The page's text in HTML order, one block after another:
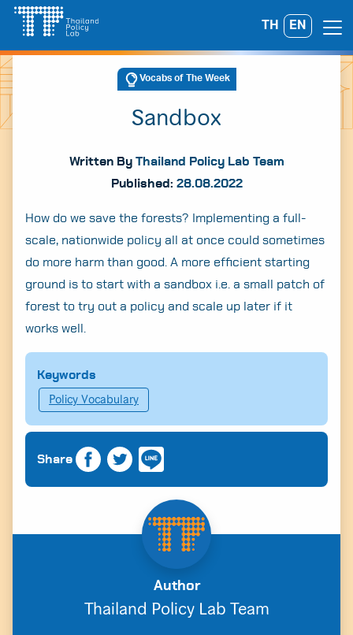
Skip
content
TH EN
A A A
Search
for:
Vocabs of The Week
Sandbox
Written By Thailand Policy Lab Team
Published: 28.08.2022
How do we save the forests? Implementing a full-
scale, nationwide policy all at once could sometimes
do more harm than good. A more efficient starting
ground is to start with a sandbox i.e. a small patch of
forest to try out a policy and scale up later if it
works well.
Keywords
Policy Vocabulary
Share
Author
Thailand Policy Lab Team